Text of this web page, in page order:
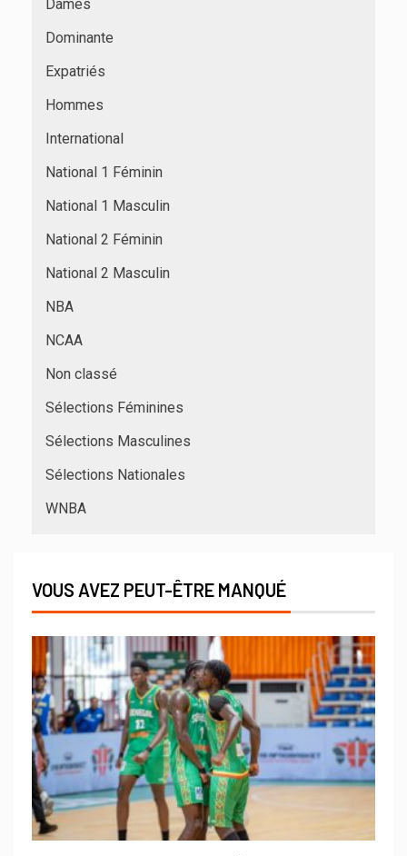
Dames
Dominante
Expatriés
Hommes
International
National 1 Féminin
National 1 Masculin
National 2 Féminin
National 2 Masculin
NBA
NCAA
Non classé
Sélections Féminines
Sélections Masculines
Sélections Nationales
WNBA
VOUS AVEZ PEUT-ÊTRE MANQUÉ